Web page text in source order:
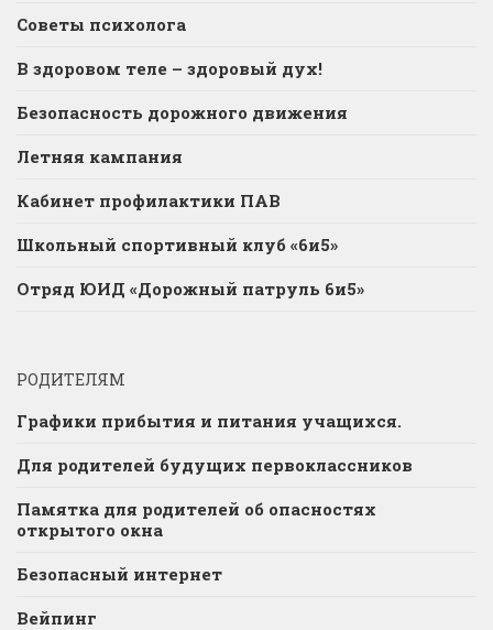
Советы психолога
В здоровом теле – здоровый дух!
Безопасность дорожного движения
Летняя кампания
Кабинет профилактики ПАВ
Школьный спортивный клуб «6и5»
Отряд ЮИД «Дорожный патруль 6и5»
РОДИТЕЛЯМ
Графики прибытия и питания учащихся.
Для родителей будущих первоклассников
Памятка для родителей об опасностях
открытого окна
Безопасный интернет
Вейпинг